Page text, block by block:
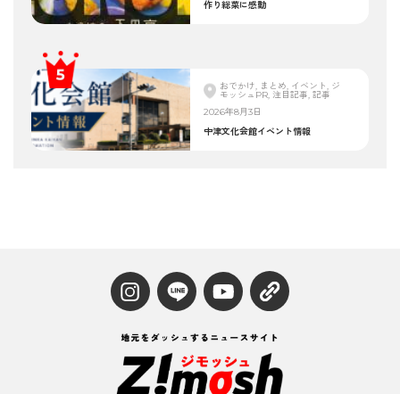
作り総菜に感動
おでかけ, まとめ, イベント, ジ
モッシュPR, 注目記事, 記事
2026年8月3日
中津文化会館イベント情報